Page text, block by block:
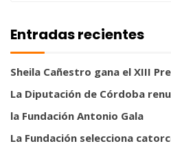
Entradas recientes
Sheila Cañestro gana el XIII
La Diputación de Córdoba
la Fundación Antonio Gala
La Fundación selecciona